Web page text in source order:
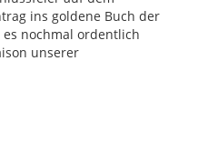
ins goldene Buch der
es nochmal ordentlich
unserer